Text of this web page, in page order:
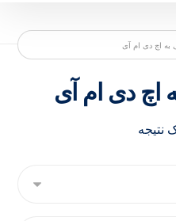
به اچ دی ام آی
اچ دی ام آی
نتیجه